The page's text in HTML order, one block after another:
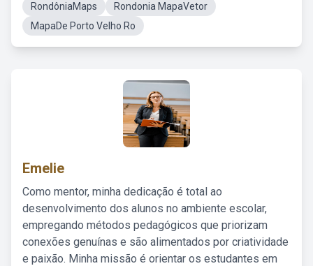
RondôniaMaps
Rondonia MapaVetor
MapaDe Porto Velho Ro
Emelie
Como mentor, minha dedicação é total ao
desenvolvimento dos alunos no ambiente escolar,
empregando métodos pedagógicos que priorizam
conexões genuínas e são alimentados por criatividade
e paixão. Minha missão é orientar os estudantes em